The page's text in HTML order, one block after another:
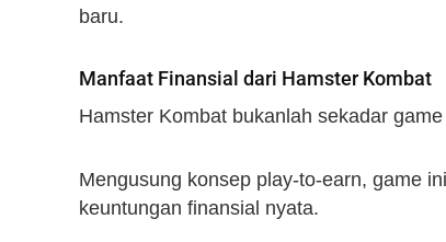
baru.
Manfaat Finansial dari Hamster Kombat
Hamster Kombat bukanlah sekadar
Mengusung konsep play-to-earn, game
keuntungan finansial nyata.